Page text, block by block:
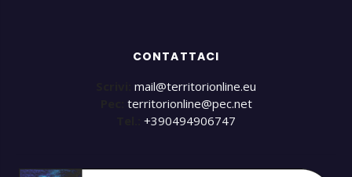
CONTATTACI
mail@territorionline.eu
territorionline@pec.net
+390494906747